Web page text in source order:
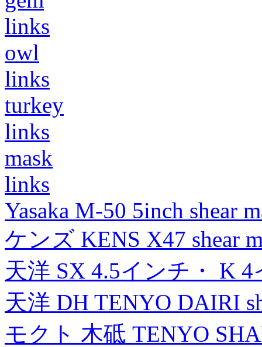
links
owl
links
turkey
links
mask
links
Yasaka M-50 5inch shear
ケンズ KENS X47 shear
天洋 SX 4.5インチ・ K
天洋 DH TENYO DAIRI
モクト 木砥 TENYO